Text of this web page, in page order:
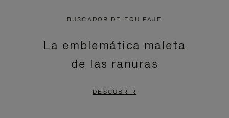
BUSCADOR DE EQUIPAJE
La emblemática maleta
de las ranuras
DESCUBRIR